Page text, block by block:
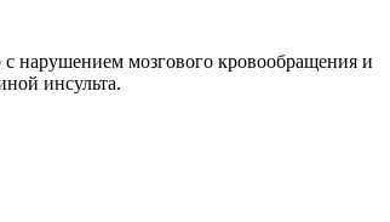
с нарушением мозгового кровообращения и
инсульта.